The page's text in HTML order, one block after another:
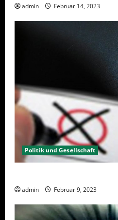
admin Februar 14, 2023
Politik und Gesellschaft
admin Februar 9, 2023